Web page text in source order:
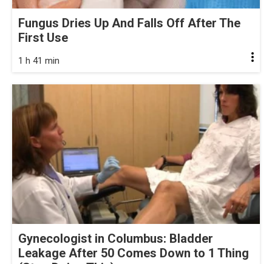
Fungus Dries Up And Falls Off After The
First Use
1 h 41 min
Gynecologist in Columbus: Bladder
Leakage After 50 Comes Down to 1 Thing